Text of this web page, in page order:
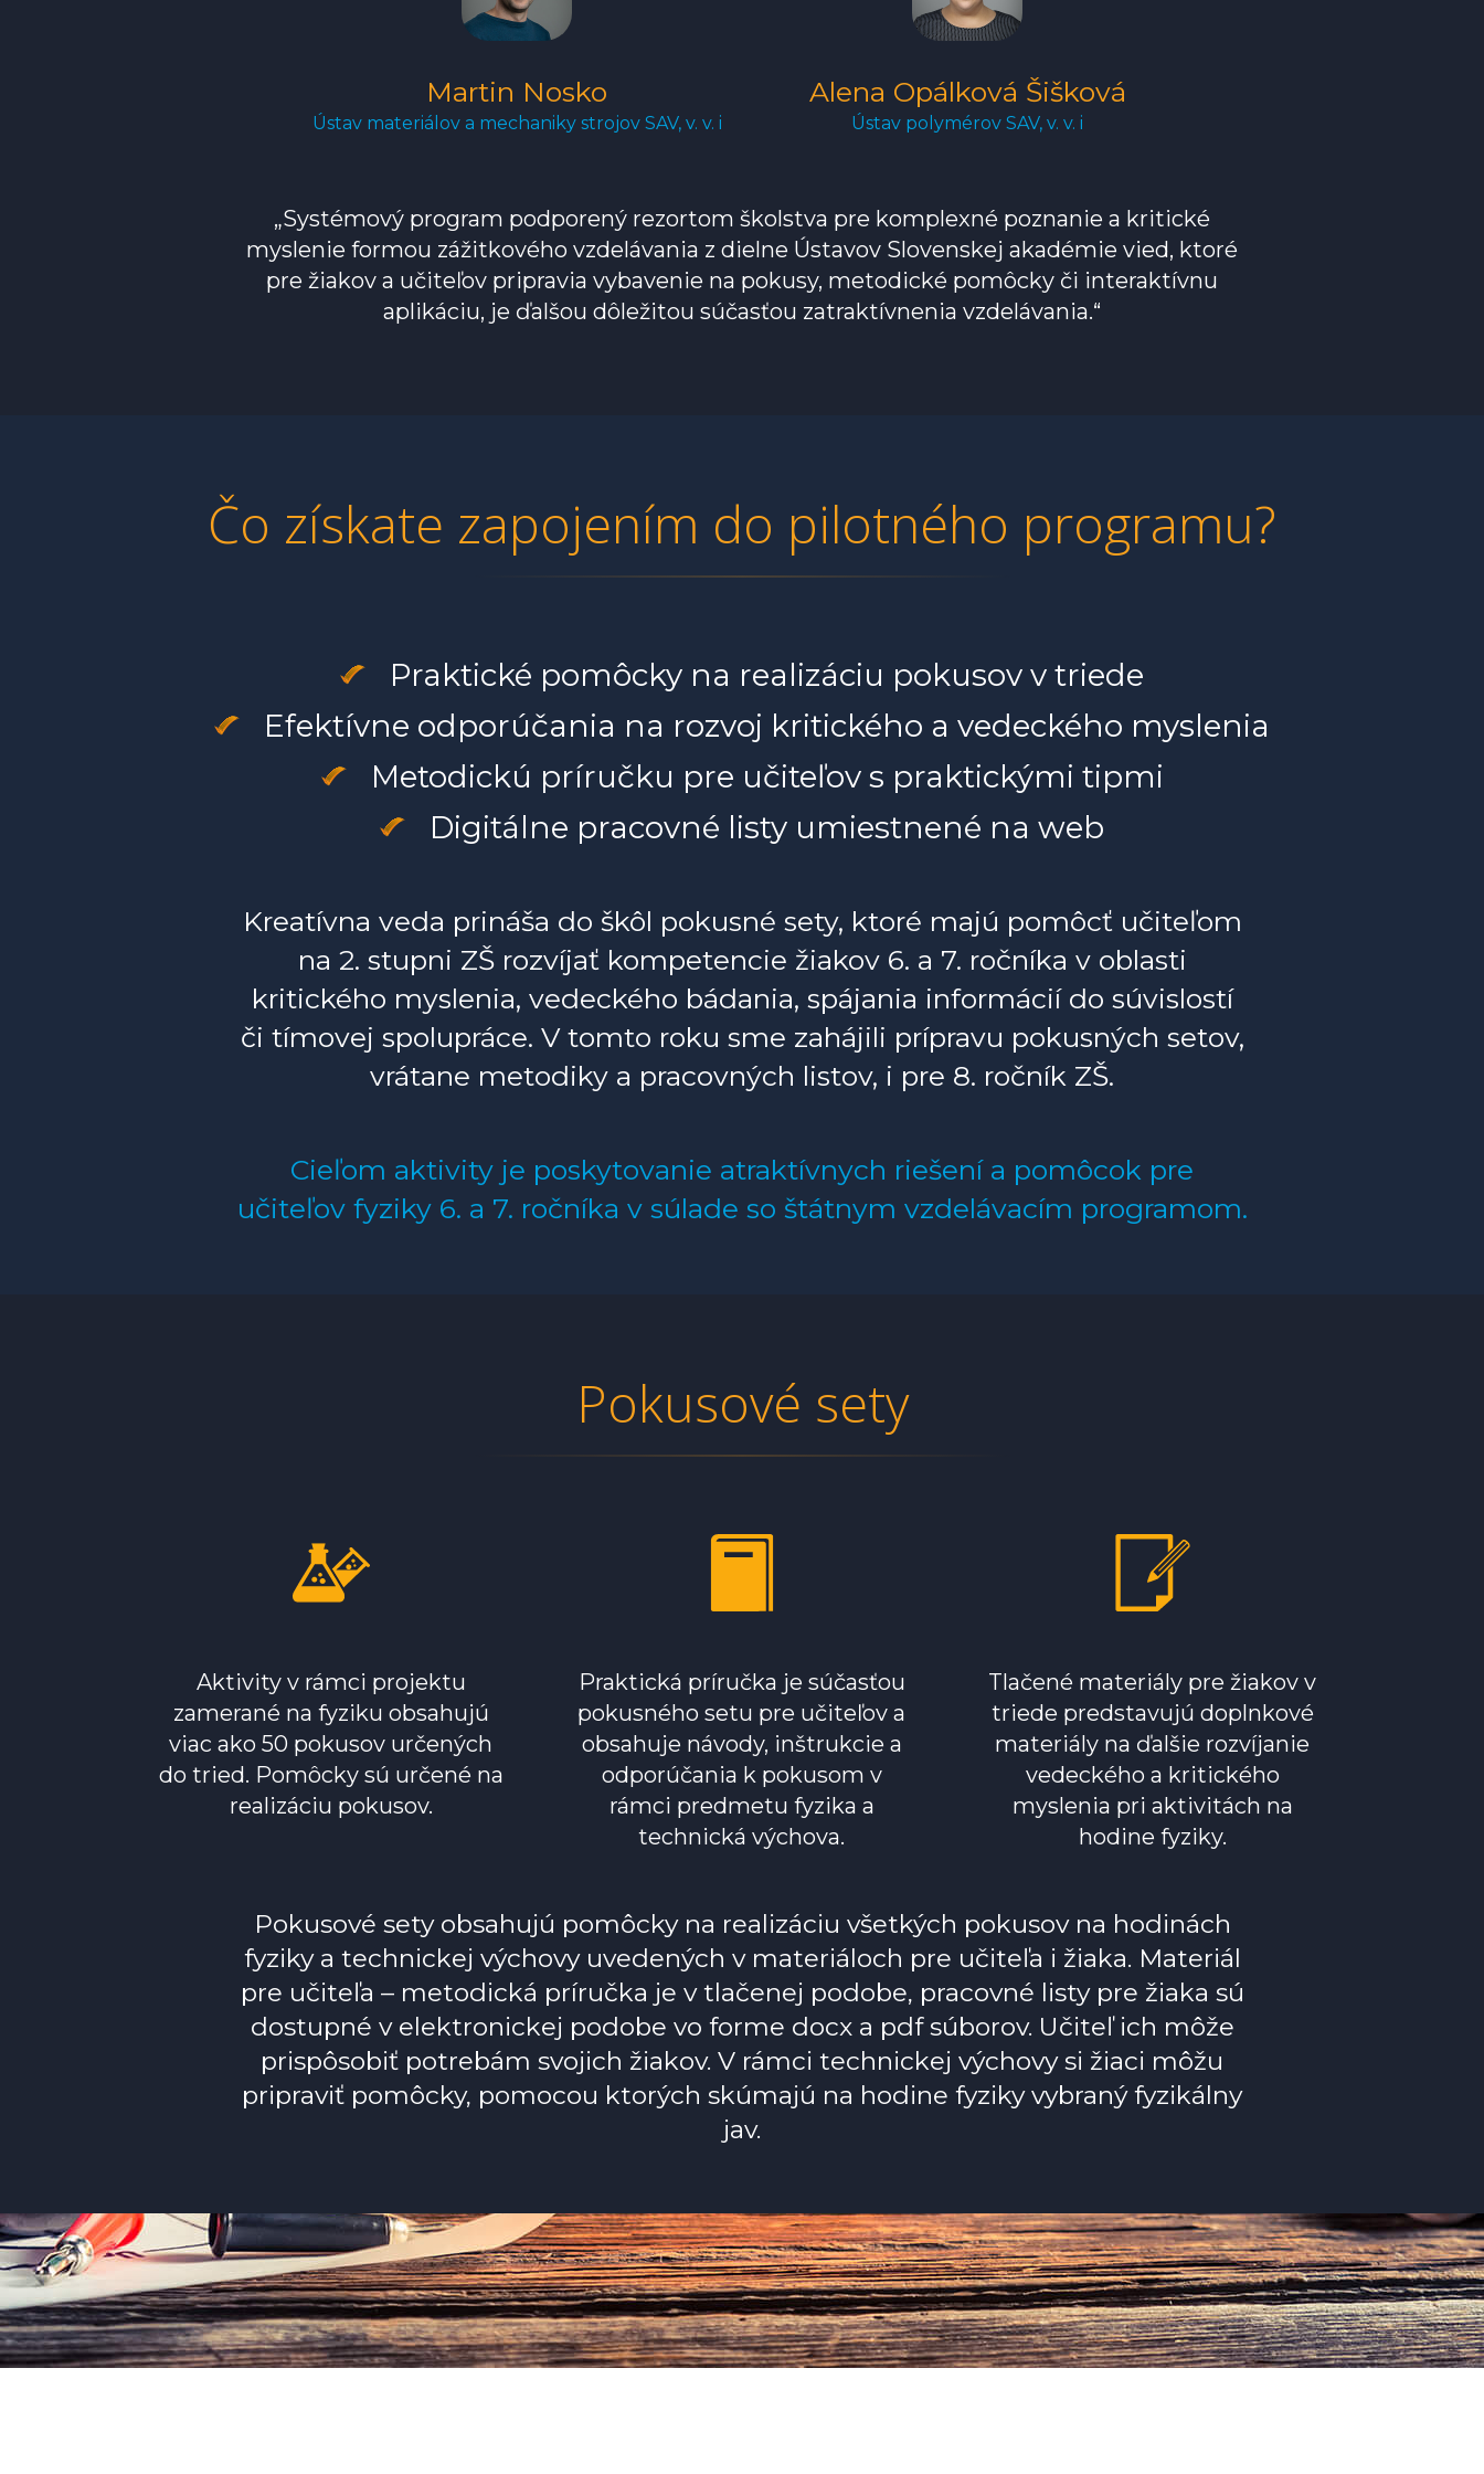
Martin Nosko
Ústav materiálov a mechaniky strojov SAV, v. v. i
Alena Opálková Šišková
Ústav polymérov SAV, v. v. i
„Systémový program podporený rezortom školstva pre komplexné poznanie a kritické
myslenie formou zážitkového vzdelávania z dielne Ústavov Slovenskej akadémie vied, ktoré
pre žiakov a učiteľov pripravia vybavenie na pokusy, metodické pomôcky či interaktívnu
aplikáciu, je ďalšou dôležitou súčasťou zatraktívnenia vzdelávania.“
Čo získate zapojením do pilotného programu?
Praktické pomôcky na realizáciu pokusov v triede
Efektívne odporúčania na rozvoj kritického a vedeckého myslenia
Metodickú príručku pre učiteľov s praktickými tipmi
Digitálne pracovné listy umiestnené na web
Kreatívna veda prináša do škôl pokusné sety, ktoré majú pomôcť učiteľom
na 2. stupni ZŠ rozvíjať kompetencie žiakov 6. a 7. ročníka v oblasti
kritického myslenia, vedeckého bádania, spájania informácií do súvislostí
či tímovej spolupráce. V tomto roku sme zahájili prípravu pokusných setov,
vrátane metodiky a pracovných listov, i pre 8. ročník ZŠ.
Cieľom aktivity je poskytovanie atraktívnych riešení a pomôcok pre
učiteľov fyziky 6. a 7. ročníka v súlade so štátnym vzdelávacím programom.
Pokusové sety
Aktivity v rámci projektu
zamerané na fyziku obsahujú
viac ako 50 pokusov určených
do tried. Pomôcky sú určené na
realizáciu pokusov.
Praktická príručka je súčasťou
pokusného setu pre učiteľov a
obsahuje návody, inštrukcie a
odporúčania k pokusom v
rámci predmetu fyzika a
technická výchova.
Tlačené materiály pre žiakov v
triede predstavujú doplnkové
materiály na ďalšie rozvíjanie
vedeckého a kritického
myslenia pri aktivitách na
hodine fyziky.
Pokusové sety obsahujú pomôcky na realizáciu všetkých pokusov na hodinách
fyziky a technickej výchovy uvedených v materiáloch pre učiteľa i žiaka. Materiál
pre učiteľa – metodická príručka je v tlačenej podobe, pracovné listy pre žiaka sú
dostupné v elektronickej podobe vo forme docx a pdf súborov. Učiteľ ich môže
prispôsobiť potrebám svojich žiakov. V rámci technickej výchovy si žiaci môžu
pripraviť pomôcky, pomocou ktorých skúmajú na hodine fyziky vybraný fyzikálny
jav.